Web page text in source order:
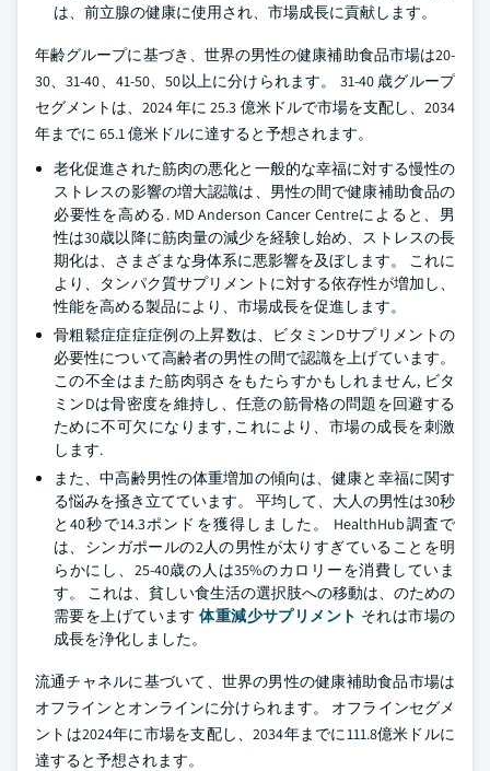
は、前立腺の健康に使用され、市場成長に貢献します。
年齢グループに基づき、世界の男性の健康補助食品市場は20-
30、31-40、41-50、50以上に分けられます。 31-40 歳グループ
セグメントは、2024 年に 25.3 億米ドルで市場を支配し、2034
年までに 65.1 億米ドルに達すると予想されます。
老化促進された筋肉の悪化と一般的な幸福に対する慢性の
ストレスの影響の増大認識は、男性の間で健康補助食品の
必要性を高める. MD Anderson Cancer Centreによると、男
性は30歳以降に筋肉量の減少を経験し始め、ストレスの長
期化は、さまざまな身体系に悪影響を及ぼします。 これに
より、タンパク質サプリメントに対する依存性が増加し、
性能を高める製品により、市場成長を促進します。
骨粗鬆症症症症例の上昇数は、ビタミンDサプリメントの
必要性について高齢者の男性の間で認識を上げています。
この不全はまた筋肉弱さをもたらすかもしれません, ビタ
ミンDは骨密度を維持し、任意の筋骨格の問題を回避する
ために不可欠になります, これにより、市場の成長を刺激
します.
また、中高齢男性の体重増加の傾向は、健康と幸福に関す
る悩みを掻き立てています。 平均して、大人の男性は30秒
と40秒で14.3ポンドを獲得しました。 HealthHub調査で
は、シンガポールの2人の男性が太りすぎていることを明
らかにし、25-40歳の人は35%のカロリーを消費していま
す。 これは、貧しい食生活の選択肢への移動は、のための
需要を上げています体重減少サプリメント それは市場の
成長を浄化しました。
流通チャネルに基づいて、世界の男性の健康補助食品市場は
オフラインとオンラインに分けられます。 オフラインセグメ
ントは2024年に市場を支配し、2034年までに111.8億米ドルに
達すると予想されます。